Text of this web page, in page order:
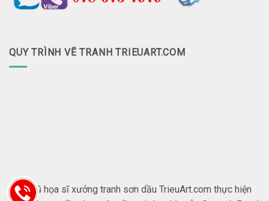
QUY TRÌNH VẼ TRANH TRIEUART.COM
Đội ngũ họa sĩ xưởng tranh sơn dầu TrieuArt.com thực hiện